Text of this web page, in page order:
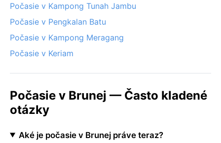
Počasie v Kampong Tunah Jambu
Počasie v Pengkalan Batu
Počasie v Kampong Meragang
Počasie v Keriam
Počasie v Brunej — Často kladené
otázky
Aké je počasie v Brunej práve teraz?